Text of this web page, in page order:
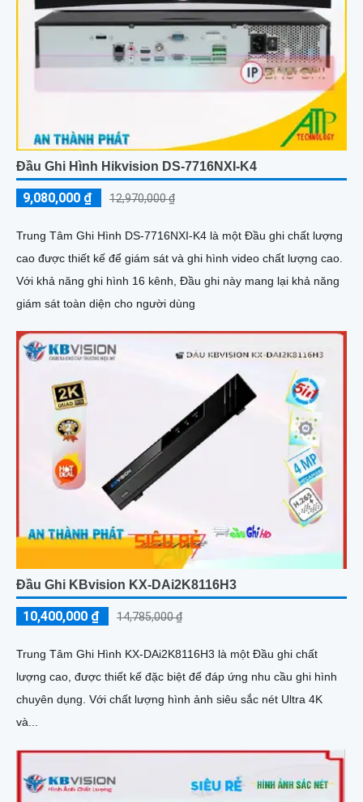
Đầu Ghi Hình Hikvision DS-7716NXI-K4
9,080,000 ₫ 12,970,000 ₫
Trung Tâm Ghi Hình DS-7716NXI-K4 là một Đầu ghi chất lượng
cao được thiết kế để giám sát và ghi hình video chất lượng cao.
Với khả năng ghi hình 16 kênh, Đầu ghi này mang lại khả năng
giám sát toàn diện cho người dùng
Đầu Ghi KBvision KX-DAi2K8116H3
10,400,000 ₫ 14,785,000 ₫
Trung Tâm Ghi Hình KX-DAi2K8116H3 là một Đầu ghi chất
lượng cao, được thiết kế đặc biệt để đáp ứng nhu cầu ghi hình
chuyên dụng. Với chất lượng hình ảnh siêu sắc nét Ultra 4K
và...